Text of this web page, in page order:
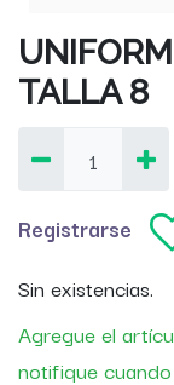
TALLA 8
Registrarse
Sin existencias.
Agregue el
notifique